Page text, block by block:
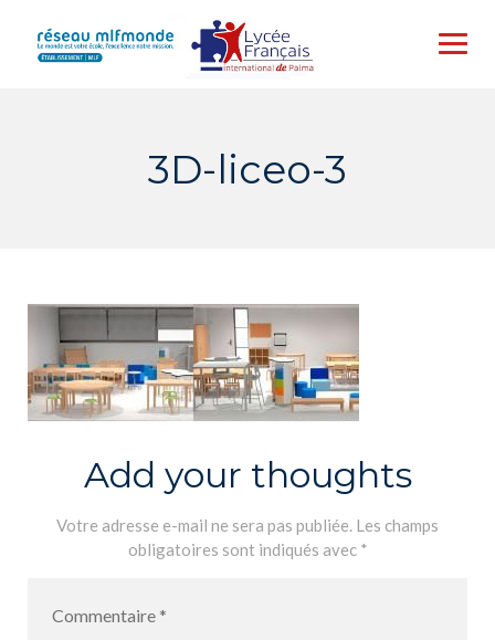
content
3D-liceo-3
Add your thoughts
Votre adresse e-mail ne sera pas publiée. Les champs
obligatoires sont indiqués avec *